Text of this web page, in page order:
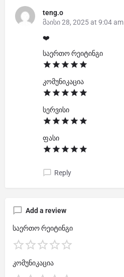
teng.o
მაისი 28, 2025 at 9:04 am
❤️
საერთო რეიტინგი
კომუნიკაცია
სერვისი
ფასი
Reply
Add a review
საერთო რეიტინგი
კომუნიკაცია